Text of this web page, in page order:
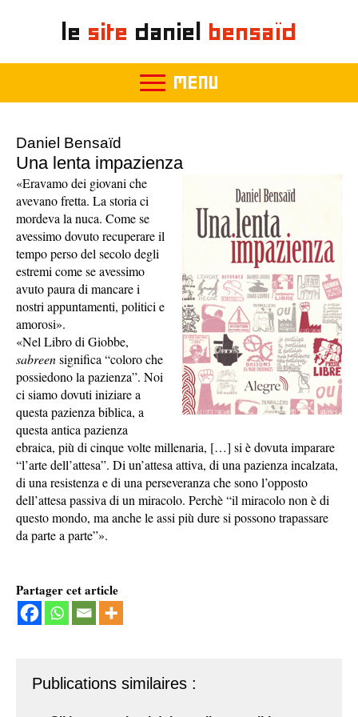
le site daniel bensaïd
MENU
Daniel Bensaïd
Una lenta impazienza
«Eravamo dei giovani che
avevano fretta. La storia ci
mordeva la nuca. Come se
avessimo dovuto recuperare il
tempo perso del secolo degli
estremi come se avessimo
avuto paura di mancare i
nostri appuntamenti, politici e
amorosi».
«Nel Libro di Giobbe,
sabreensignifica “coloro che
possiedono la pazienza”. Noi
ci siamo dovuti iniziare a
questa pazienza biblica, a
questa antica pazienza
ebraica, più di cinque volte millenaria, […] si è dovuta imparare
“l’arte dell’attesa”. Di un’attesa attiva, di una pazienza incalzata,
di una resistenza e di una perseveranza che sono l’opposto
dell’attesa passiva di un miracolo. Perchè “il miracolo non è di
questo mondo, ma anche le assi più dure si possono trapassare
da parte a parte”».
Partager cet article
Publications similaires :